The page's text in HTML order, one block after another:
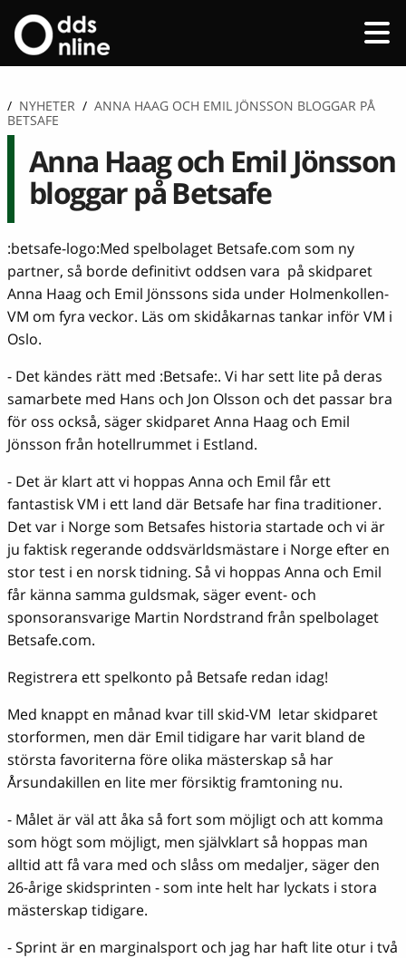
/ NYHETER / ANNA HAAG OCH EMIL JÖNSSON BLOGGAR PÅ
BETSAFE
Anna Haag och Emil Jönsson
bloggar på Betsafe
:betsafe-logo:Med spelbolaget Betsafe.com som ny
partner, så borde definitivt oddsen vara på skidparet
Anna Haag och Emil Jönssons sida under Holmenkollen-
VM om fyra veckor. Läs om skidåkarnas tankar inför VM i
Oslo.
- Det kändes rätt med :Betsafe:. Vi har sett lite på deras
samarbete med Hans och Jon Olsson och det passar bra
för oss också, säger skidparet Anna Haag och Emil
Jönsson från hotellrummet i Estland.
- Det är klart att vi hoppas Anna och Emil får ett
fantastisk VM i ett land där Betsafe har fina traditioner.
Det var i Norge som Betsafes historia startade och vi är
ju faktisk regerande oddsvärldsmästare i Norge efter en
stor test i en norsk tidning. Så vi hoppas Anna och Emil
får känna samma guldsmak, säger event- och
sponsoransvarige Martin Nordstrand från spelbolaget
Betsafe.com.
Registrera ett spelkonto på Betsafe redan idag!
Med knappt en månad kvar till skid-VM letar skidparet
storformen, men där Emil tidigare har varit bland de
största favoriterna före olika mästerskap så har
Årsundakillen en lite mer försiktig framtoning nu.
- Målet är väl att åka så fort som möjligt och att komma
som högt som möjligt, men självklart så hoppas man
alltid att få vara med och slåss om medaljer, säger den
26-årige skidsprinten - som inte helt har lyckats i stora
mästerskap tidigare.
- Sprint är en marginalsport och jag har haft lite otur i två